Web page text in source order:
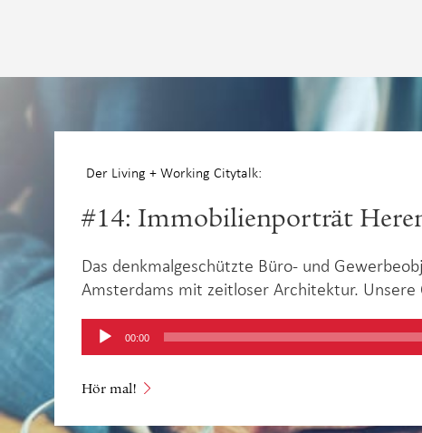
Der Living + Working Citytalk:
#14: Immobilienporträt
Das denkmalgeschützte Büro- und
Amsterdams mit zeitloser Architektur.
Audio-
Player
00:00
Hör mal!